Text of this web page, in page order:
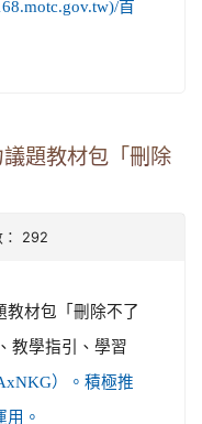
首
題教材包「刪除
292
教材包「刪除不了
教學指引、學習
）。積極推
。